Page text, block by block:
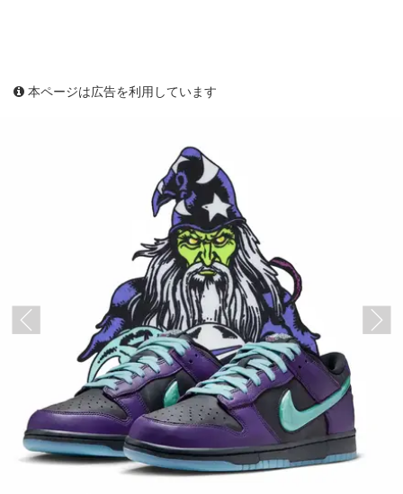
本ページは広告を利用しています